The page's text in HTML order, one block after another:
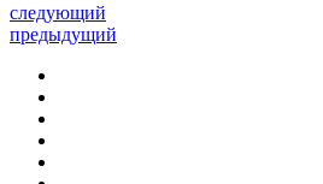
следующий
предыдущий